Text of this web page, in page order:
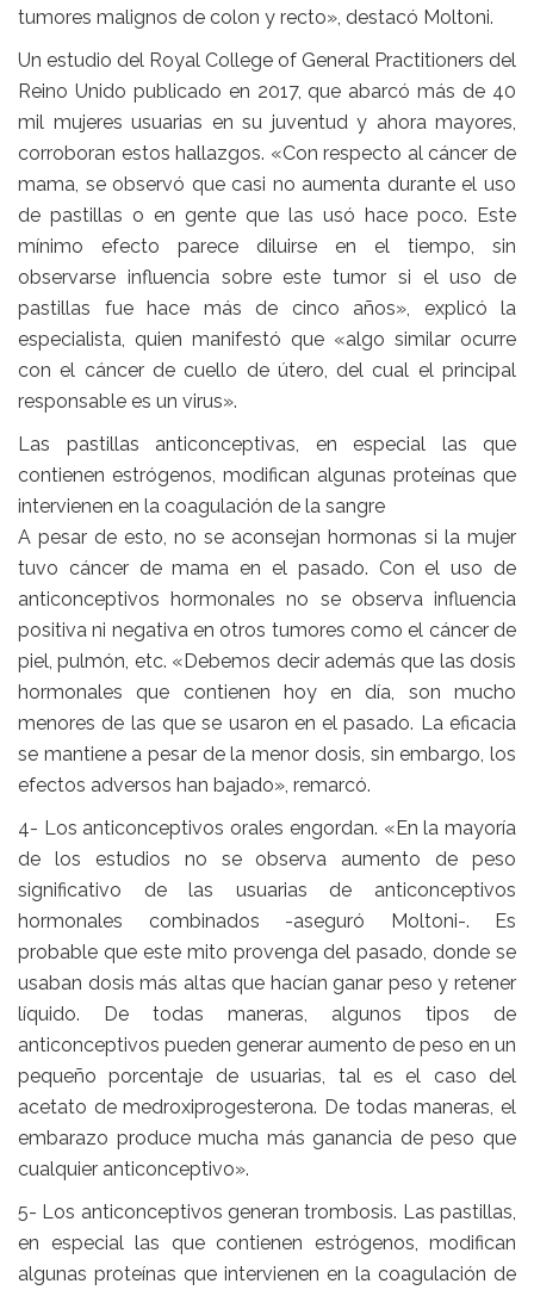
tumores malignos de colon y recto», destacó Moltoni.
Un estudio del Royal College of General Practitioners del
Reino Unido publicado en 2017, que abarcó más de 40
mil mujeres usuarias en su juventud y ahora mayores,
corroboran estos hallazgos. «Con respecto al cáncer de
mama, se observó que casi no aumenta durante el uso
de pastillas o en gente que las usó hace poco. Este
mínimo efecto parece diluirse en el tiempo, sin
observarse influencia sobre este tumor si el uso de
pastillas fue hace más de cinco años», explicó la
especialista, quien manifestó que «algo similar ocurre
con el cáncer de cuello de útero, del cual el principal
responsable es un virus».
Las pastillas anticonceptivas, en especial las que
contienen estrógenos, modifican algunas proteínas que
intervienen en la coagulación de la sangre
A pesar de esto, no se aconsejan hormonas si la mujer
tuvo cáncer de mama en el pasado. Con el uso de
anticonceptivos hormonales no se observa influencia
positiva ni negativa en otros tumores como el cáncer de
piel, pulmón, etc. «Debemos decir además que las dosis
hormonales que contienen hoy en día, son mucho
menores de las que se usaron en el pasado. La eficacia
se mantiene a pesar de la menor dosis, sin embargo, los
efectos adversos han bajado», remarcó.
4- Los anticonceptivos orales engordan. «En la mayoría
de los estudios no se observa aumento de peso
significativo de las usuarias de anticonceptivos
hormonales combinados -aseguró Moltoni-. Es
probable que este mito provenga del pasado, donde se
usaban dosis más altas que hacían ganar peso y retener
líquido. De todas maneras, algunos tipos de
anticonceptivos pueden generar aumento de peso en un
pequeño porcentaje de usuarias, tal es el caso del
acetato de medroxiprogesterona. De todas maneras, el
embarazo produce mucha más ganancia de peso que
cualquier anticonceptivo».
5- Los anticonceptivos generan trombosis. Las pastillas,
en especial las que contienen estrógenos, modifican
algunas proteínas que intervienen en la coagulación de